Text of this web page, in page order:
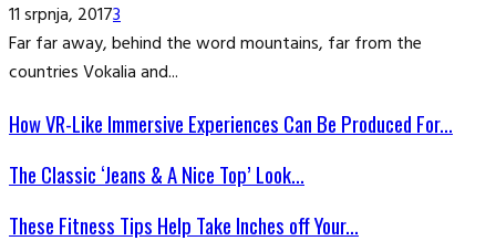
11 srpnja, 20173
Far far away, behind the word mountains, far from the
countries Vokalia and...
How VR-Like Immersive Experiences Can Be Produced For...
The Classic ‘Jeans & A Nice Top’ Look...
These Fitness Tips Help Take Inches off Your...